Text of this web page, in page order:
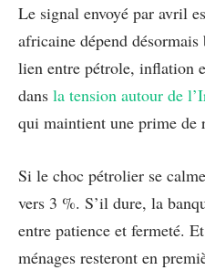
Le signal envoyé par avril
africaine dépend
lien entre pétrole, inflation
dans la tension autour de
qui maintient une prime de
Si le choc pétrolier se
vers 3 %. S’il dure, la
entre patience et fermeté.
ménages resteront en